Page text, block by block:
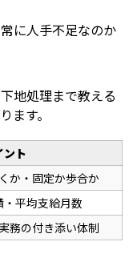
に人手不足なのか
地処理まで教える
ます。
ント
か・固定か歩合か
平均支給月数
務の付き添い体制